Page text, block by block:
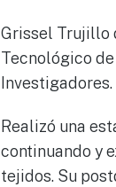
Grissel Trujillo
Tecnológico
Investigadores.
Realizó una
continuando y
tejidos. Su